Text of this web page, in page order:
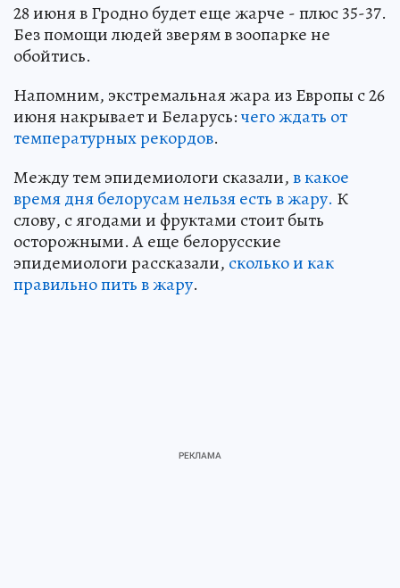
28 июня в Гродно будет еще жарче - плюс 35-37.
Без помощи людей зверям в зоопарке не
обойтись.
Напомним, экстремальная жара из Европы с 26
июня накрывает и Беларусь:чего ждать от
температурных рекордов.
Между тем эпидемиологи сказали,в какое
время дня белорусам нельзя есть в жару. К
слову, с ягодами и фруктами стоит быть
осторожными. А еще белорусские
эпидемиологи рассказали, сколько и как
правильно пить в жару.